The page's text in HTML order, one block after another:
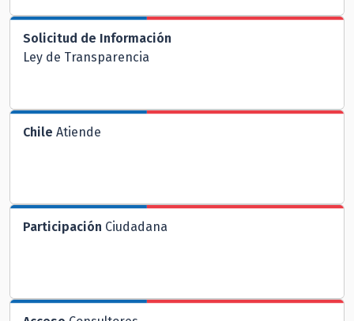
Solicitud de Información
Ley de Transparencia
Chile Atiende
Participación Ciudadana